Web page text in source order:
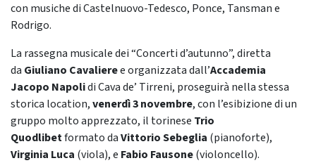
con musiche di Castelnuovo-Tedesco, Ponce, Tansman e
Rodrigo.
La rassegna musicale dei “Concerti d’autunno”, diretta
da Giuliano Cavalieree organizzata dall’Accademia
Jacopo Napolidi Cava de’ Tirreni, proseguirà nella stessa
storica location,venerdì 3 novembre, con l’esibizione di un
gruppo molto apprezzato, il torinese Trio
Quodlibetformato daVittorio Sebeglia (pianoforte),
Virginia Luca (viola), e Fabio Fausone(violoncello).